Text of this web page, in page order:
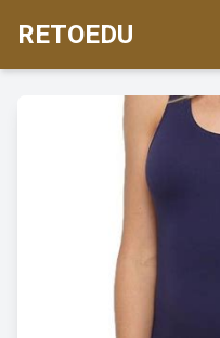
RETOEDU